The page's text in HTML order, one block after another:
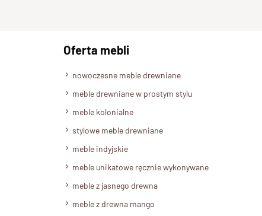
Oferta mebli
nowoczesne meble drewniane
meble drewniane w prostym stylu
meble kolonialne
stylowe meble drewniane
meble indyjskie
meble unikatowe ręcznie wykonywane
meble z jasnego drewna
meble z drewna mango